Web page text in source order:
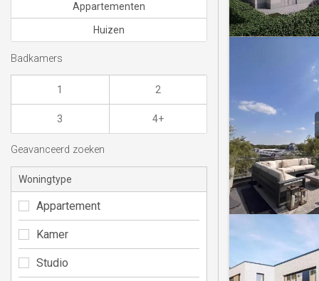
Appartementen
Huizen
Badkamers
1 2
3 4+
Geavanceerd zoeken
Woningtype
Appartement
Kamer
Studio